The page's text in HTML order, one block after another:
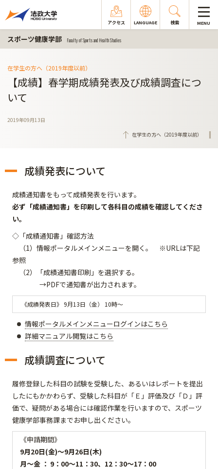
アクセス LANGUAGE 検索 MENU
スポーツ健康学部 Faculty of Sports and Health Studies
在学生の方へ（2019年度以前）
【成績】春学期成績発表及び成績調査につ
いて
2019年09月13日
在学生の方へ（2019年度以前）
成績発表について
成績通知書をもって成績発表を行います。
必ず「成績通知書」を印刷して各科目の成績を確認してくださ
い。
◇「成績通知書」確認方法
（1）情報ポータルメインメニューを開く。 ※URLは下記
参照
（2）「成績通知書印刷」を選択する。
→PDFで通知書が出力されます。
《成績発表日》 9月13日（金） 10時～
情報ポータルメインメニューログインはこちら
詳細マニュアル閲覧はこちら
成績調査について
履修登録した科目の試験を受験した、あるいはレポートを提出
したにもかかわらず、受験した科目が「Ｅ」評価及び「Ｄ」評
価で、疑問がある場合には確認作業を行いますので、スポーツ
健康学部事務課までお申し出ください。
《申請期間》
9月20日(金)～9月26日(木)
月～金 ： 9：00～11：30、12：30～17：00